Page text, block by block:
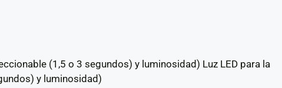
(1,5 o 3 segundos) y luminosidad) Luz LED para la
y luminosidad)